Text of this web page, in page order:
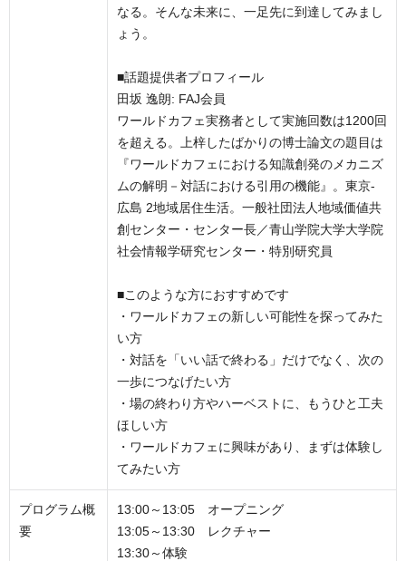
なる。そんな未来に、一足先に到達してみまし
ょう。
■話題提供者プロフィール
田坂 逸朗: FAJ会員
ワールドカフェ実務者として実施回数は1200回
を超える。上梓したばかりの博士論文の題目は
『ワールドカフェにおける知識創発のメカニズ
ムの解明－対話における引用の機能』。東京-
広島 2地域居住生活。一般社団法人地域価値共
創センター・センター長／青山学院大学大学院
社会情報学研究センター・特別研究員
■このような方におすすめです
・ワールドカフェの新しい可能性を探ってみた
い方
・対話を「いい話で終わる」だけでなく、次の
一歩につなげたい方
・場の終わり方やハーベストに、もうひと工夫
ほしい方
・ワールドカフェに興味があり、まずは体験し
てみたい方
プログラム概
要
13:00～13:05 オープニング
13:05～13:30 レクチャー
13:30～体験